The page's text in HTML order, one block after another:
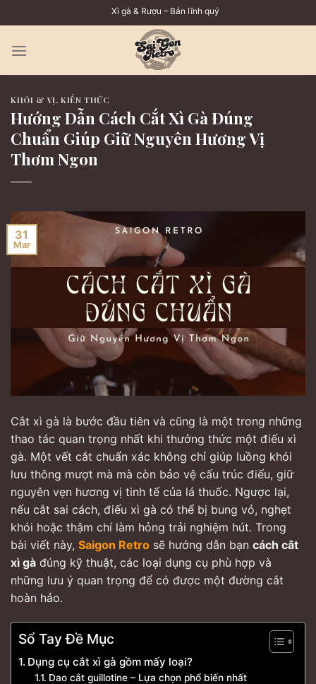
to
content
Xì gà & Rượu – Bản lĩnh quý ông
KHÓI & VỊ,KIẾN THỨC
Hướng Dẫn Cách Cắt Xì Gà Đúng
Chuẩn Giúp Giữ Nguyên Hương Vị
Thơm Ngon
31
Mar
Cắt xì gà là bước đầu tiên và cũng là một trong những
thao tác quan trọng nhất khi thưởng thức một điếu xì
gà. Một vết cắt chuẩn xác không chỉ giúp luồng khói
lưu thông mượt mà mà còn bảo vệ cấu trúc điếu, giữ
nguyên vẹn hương vị tinh tế của lá thuốc. Ngược lại,
nếu cắt sai cách, điếu xì gà có thể bị bung vỏ, nghẹt
khói hoặc thậm chí làm hỏng trải nghiệm hút. Trong
bài viết này, Saigon Retro sẽ hướng dẫn bạn cách cắt
xì gà đúng kỹ thuật, các loại dụng cụ phù hợp và
những lưu ý quan trọng để có được một đường cắt
hoàn hảo.
Sổ Tay Đề Mục
Dụng cụ cắt xì gà gồm mấy loại?
Dao cắt guillotine – Lựa chọn phổ biến nhất